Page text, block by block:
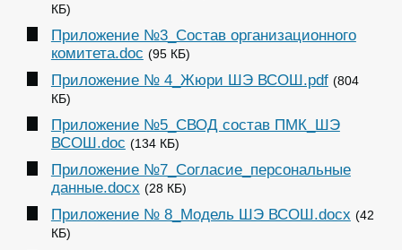
КБ)
Приложение №3_Состав организационного
комитета.doc (95 КБ)
Приложение № 4_Жюри ШЭ ВСОШ.pdf (804
КБ)
Приложение №5_СВОД состав ПМК_ШЭ
ВСОШ.doc (134 КБ)
Приложение №7_Согласие_персональные
данные.docx (28 КБ)
Приложение № 8_Модель ШЭ ВСОШ.docx (42
КБ)